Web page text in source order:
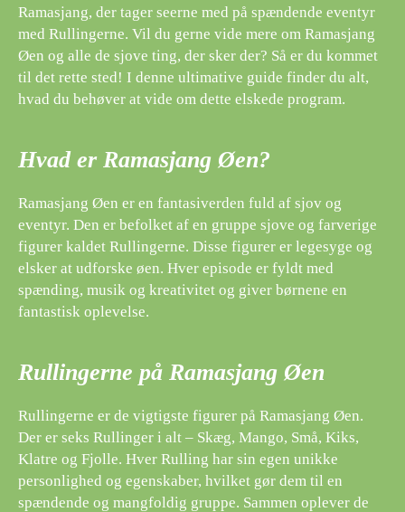
Ramasjang, der tager seerne med på spændende eventyr
med Rullingerne. Vil du gerne vide mere om Ramasjang
Øen og alle de sjove ting, der sker der? Så er du kommet
til det rette sted! I denne ultimative guide finder du alt,
hvad du behøver at vide om dette elskede program.
Hvad er Ramasjang Øen?
Ramasjang Øen er en fantasiverden fuld af sjov og
eventyr. Den er befolket af en gruppe sjove og farverige
figurer kaldet Rullingerne. Disse figurer er legesyge og
elsker at udforske øen. Hver episode er fyldt med
spænding, musik og kreativitet og giver børnene en
fantastisk oplevelse.
Rullingerne på Ramasjang Øen
Rullingerne er de vigtigste figurer på Ramasjang Øen.
Der er seks Rullinger i alt – Skæg, Mango, Små, Kiks,
Klatre og Fjolle. Hver Rulling har sin egen unikke
personlighed og egenskaber, hvilket gør dem til en
spændende og mangfoldig gruppe. Sammen oplever de